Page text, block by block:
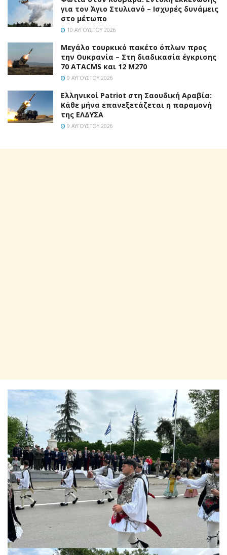
για τον Άγιο Στυλιανό – Ισχυρές δυνάμεις
στο μέτωπο
10 ΑΥΓΟΎΣΤΟΥ 2026
Μεγάλο τουρκικό πακέτο όπλων προς
την Ουκρανία – Στη διαδικασία έγκρισης
70 ATACMS και 12 M270
9 ΑΥΓΟΎΣΤΟΥ 2026
Ελληνικοί Patriot στη Σαουδική Αραβία:
Κάθε μήνα επανεξετάζεται η παραμονή
της ΕΛΔΥΣΑ
9 ΑΥΓΟΎΣΤΟΥ 2026